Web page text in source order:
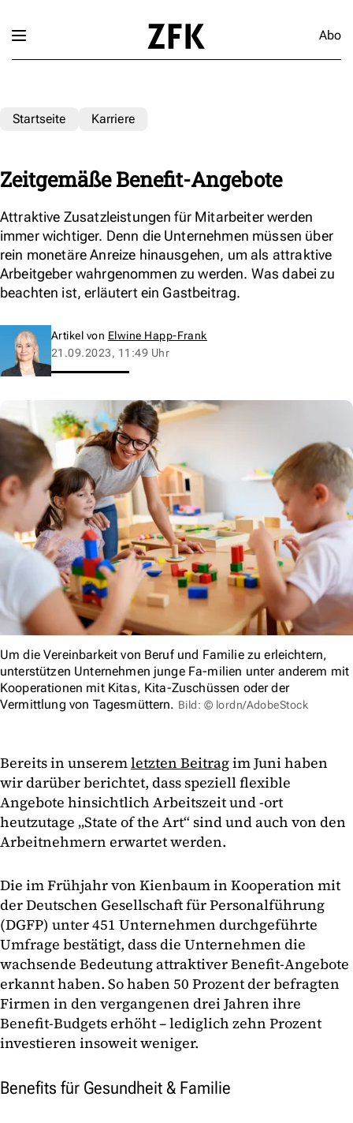
Abo
Startseite Karriere
Zeitgemäße Benefit-Angebote
Attraktive Zusatzleistungen für Mitarbeiter werden
immer wichtiger. Denn die Unternehmen müssen über
rein monetäre Anreize hinausgehen, um als attraktive
Arbeitgeber wahrgenommen zu werden. Was dabei zu
beachten ist, erläutert ein Gastbeitrag.
Artikel von Elwine Happ-Frank
21.09.2023, 11:49 Uhr
Um die Vereinbarkeit von Beruf und Familie zu erleichtern,
unterstützen Unternehmen junge Fa-milien unter anderem mit
Kooperationen mit Kitas, Kita-Zuschüssen oder der
Vermittlung von Tagesmüttern. Bild: © lordn/AdobeStock
Bereits in unseremletzten Beitragim Juni haben
wir darüber berichtet, dass speziell flexible
Angebote hinsichtlich Arbeitszeit und -ort
heutzutage „State of the Art“ sind und auch von den
Arbeitnehmern erwartet werden.
Die im Frühjahr von Kienbaum in Kooperation mit
der Deutschen Gesellschaft für Personalführung
(DGFP) unter 451 Unternehmen durchgeführte
Umfrage bestätigt, dass die Unternehmen die
wachsende Bedeutung attraktiver Benefit-Angebote
erkannt haben. So haben 50 Prozent der befragten
Firmen in den vergangenen drei Jahren ihre
Benefit-Budgets erhöht – lediglich zehn Prozent
investieren insoweit weniger.
Benefits für Gesundheit & Familie